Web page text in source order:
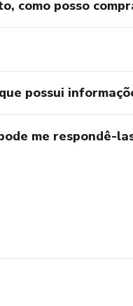
como posso
possui
me respondê-